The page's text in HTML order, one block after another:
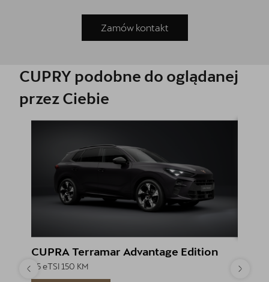
Zamów kontakt
CUPRY podobne do oglądanej
przez Ciebie
CUPRA Terramar Advantage Edition
1.5 eTSI 150 KM 1.5